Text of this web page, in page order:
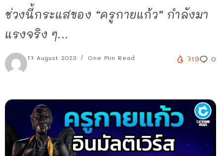
ช่วงนี้กระแสของ “ครูกายแก้ว” กำลังมา
แรงจริง ๆ...
17 August 2023 One Min Read 719 0